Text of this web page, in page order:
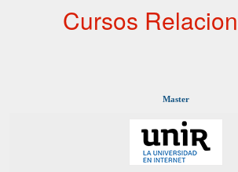
Cursos
Master